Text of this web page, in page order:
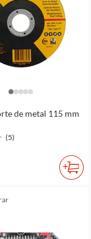
de metal 115 mm
(5)